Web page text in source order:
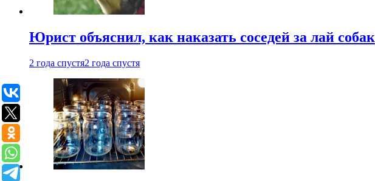
Юрист объяснил, как наказать соседей за лай собак
2 года спустя2 года спустя